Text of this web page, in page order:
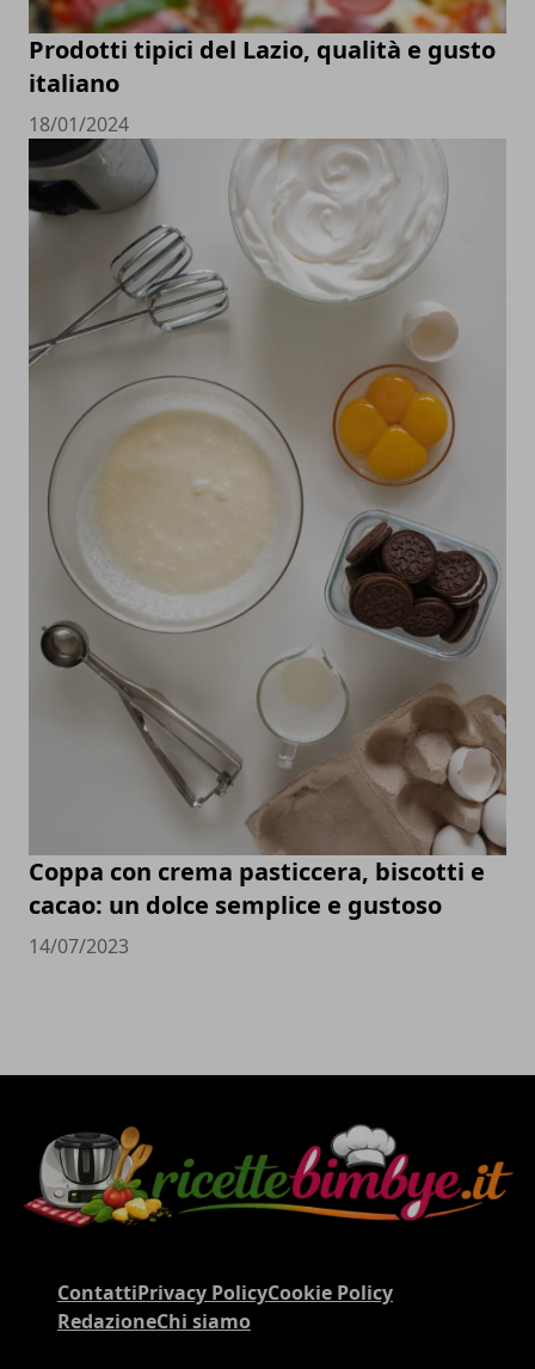
Prodotti tipici del Lazio, qualità e gusto
italiano
18/01/2024
Coppa con crema pasticcera, biscotti e
cacao: un dolce semplice e gustoso
14/07/2023
ContattiPrivacy PolicyCookie Policy
RedazioneChi siamo